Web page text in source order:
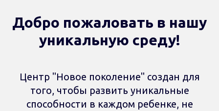
Добро пожаловать в нашу
уникальную среду!
Центр "Новое поколение" создан для
того, чтобы развить уникальные
способности в каждом ребенке, не